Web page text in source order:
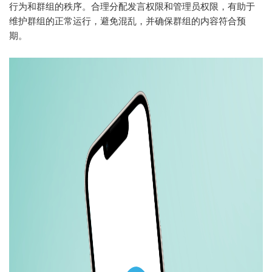
行为和群组的秩序。合理分配发言权限和管理员权限，有助于
维护群组的正常运行，避免混乱，并确保群组的内容符合预
期。